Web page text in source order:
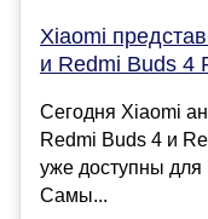
Xiaomi
и Redmi Buds 4
Сегодня Xiaomi
Redmi Buds 4 и
уже доступны для
Самы...